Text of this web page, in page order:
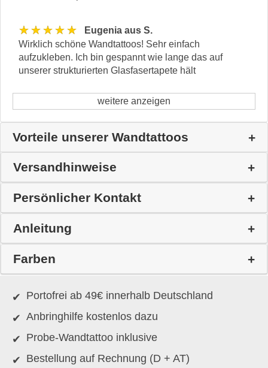
★★★★★
Eugenia aus S.
Wirklich schöne Wandtattoos! Sehr einfach
aufzukleben. Ich bin gespannt wie lange das auf
unserer strukturierten Glasfasertapete hält
weitere anzeigen
Vorteile unserer Wandtattoos
Versandhinweise
Persönlicher Kontakt
Anleitung
Farben
Portofrei ab 49€ innerhalb Deutschland
Anbringhilfe kostenlos dazu
Probe-Wandtattoo inklusive
Bestellung auf Rechnung (D + AT)